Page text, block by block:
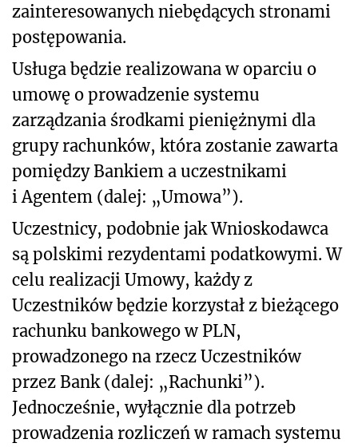
zainteresowanych niebędących stronami
postępowania.
Usługa będzie realizowana w oparciu o
umowę o prowadzenie systemu
zarządzania środkami pieniężnymi dla
grupy rachunków, która zostanie zawarta
pomiędzy Bankiem a uczestnikami
i Agentem (dalej: „Umowa”).
Uczestnicy, podobnie jak Wnioskodawca
są polskimi rezydentami podatkowymi. W
celu realizacji Umowy, każdy z
Uczestników będzie korzystał z bieżącego
rachunku bankowego w PLN,
prowadzonego na rzecz Uczestników
przez Bank (dalej: „Rachunki”).
Jednocześnie, wyłącznie dla potrzeb
prowadzenia rozliczeń w ramach systemu